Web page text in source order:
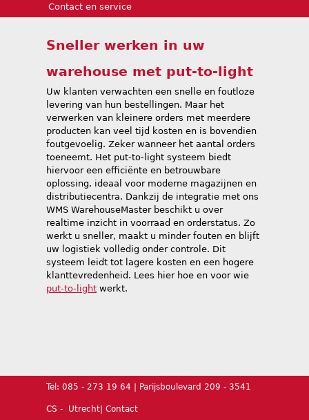
Contact en service
Sneller werken in uw
warehouse met put-to-light
Uw klanten verwachten een snelle en foutloze
levering van hun bestellingen. Maar het
verwerken van kleinere orders met meerdere
producten kan veel tijd kosten en is bovendien
foutgevoelig. Zeker wanneer het aantal orders
toeneemt. Het put-to-light systeem biedt
hiervoor een efficiënte en betrouwbare
oplossing, ideaal voor moderne magazijnen en
distributiecentra. Dankzij de integratie met ons
WMS WarehouseMaster beschikt u over
realtime inzicht in voorraad en orderstatus. Zo
werkt u sneller, maakt u minder fouten en blijft
uw logistiek volledig onder controle. Dit
systeem leidt tot lagere kosten en een hogere
klanttevredenheid. Lees hier hoe en voor wie
put-to-light werkt.
Tel: 085 - 273 19 64 | Parijsboulevard 209 - 3541
CS - Utrecht|Contact